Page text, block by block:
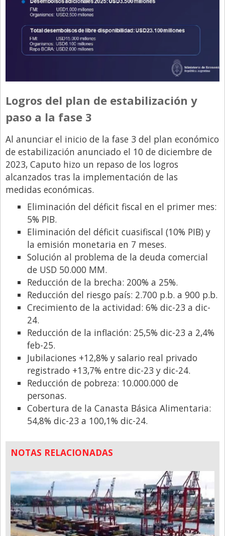
Logros del plan de estabilización y
paso a la fase 3
Al anunciar el inicio de la fase 3 del plan económico
de estabilización anunciado el 10 de diciembre de
2023, Caputo hizo un repaso de los logros
alcanzados tras la implementación de las
medidas económicas.
Eliminación del déficit fiscal en el primer mes:
5% PIB.
Eliminación del déficit cuasifiscal (10% PIB) y
la emisión monetaria en 7 meses.
Solución al problema de la deuda comercial
de USD 50.000 MM.
Reducción de la brecha: 200% a 25%.
Reducción del riesgo país: 2.700 p.b. a 900 p.b.
Crecimiento de la actividad: 6% dic-23 a dic-
24.
Reducción de la inflación: 25,5% dic-23 a 2,4%
feb-25.
Jubilaciones +12,8% y salario real privado
registrado +13,7% entre dic-23 y dic-24.
Reducción de pobreza: 10.000.000 de
personas.
Cobertura de la Canasta Básica Alimentaria:
54,8% dic-23 a 100,1% dic-24.
NOTAS RELACIONADAS